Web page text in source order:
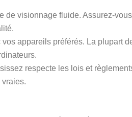
de visionnage fluide. Assurez-
appareils préférés. La plupart
respecte les lois et